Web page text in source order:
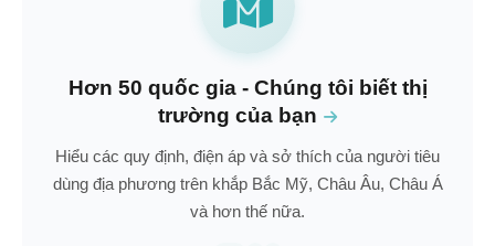
Hơn 50 quốc gia - Chúng tôi biết thị
trường của bạn
Hiểu các quy định, điện áp và sở thích của người tiêu
dùng địa phương trên khắp Bắc Mỹ, Châu Âu, Châu Á
và hơn thế nữa.